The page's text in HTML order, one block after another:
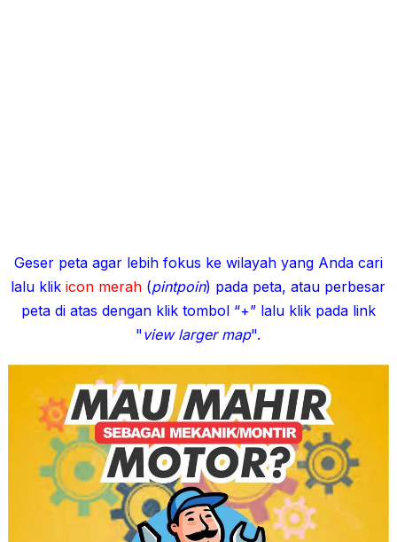
Geser peta agar lebih fokus ke wilayah yang Anda cari
lalu klikicon merah (pintpoin) pada peta, atau perbesar
peta di atas dengan klik tombol “+” lalu klik pada link
"view larger map".